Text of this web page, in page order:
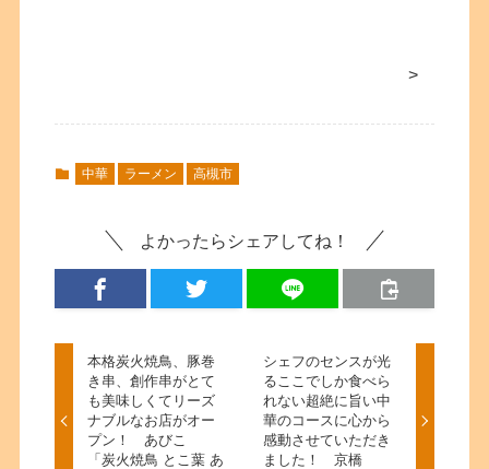
>
中華 ラーメン 高槻市
よかったらシェアしてね！
本格炭火焼鳥、豚巻
き串、創作串がとて
も美味しくてリーズ
ナブルなお店がオー
プン！ あびこ
「炭火焼鳥 とこ葉 あ
シェフのセンスが光
るここでしか食べら
れない超絶に旨い中
華のコースに心から
感動させていただき
ました！ 京橋